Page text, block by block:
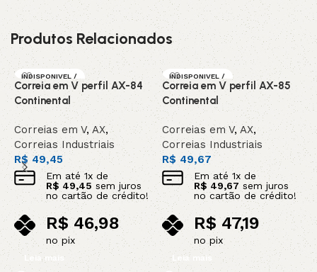
Produtos Relacionados
INDISPONIVEL /
SOB ENCOMEN
DA
Correia em V perfil AX-84
Continental
Correias em V,AX,
Correias Industriais
R$ 49,45
Em até1x de
R$ 49,45 sem juros
no cartão de crédito!
R$46,98
no pix
Leia mais
INDISPONIVEL /
SOB ENCOMEN
DA
Correia em V perfil AX-85
Continental
Correias em V, AX,
Correias Industriais
R$ 49,67
Em até 1x de
R$ 49,67 sem juros
no cartão de crédito!
R$ 47,19
no pix
Leia mais